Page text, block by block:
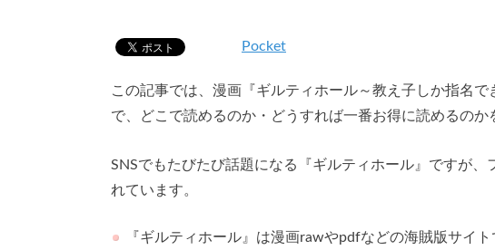
Pocket
この記事では、漫画『ギルティホール～教え子しか指名で
で、どこで読めるのか・どうすれば一番お得に読めるのか
SNSでもたびたび話題になる『ギルティホール』ですが
れています。
『ギルティホール』は漫画rawやpdfなどの海賊版サイト